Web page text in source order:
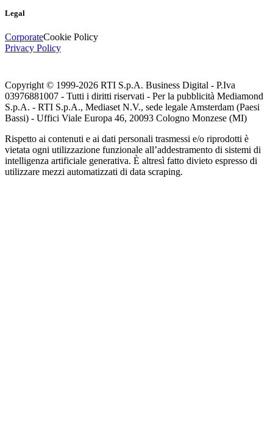
Legal
CorporateCookie Policy
Privacy Policy
Copyright © 1999-2026 RTI S.p.A. Business Digital - P.Iva
03976881007 - Tutti i diritti riservati - Per la pubblicità Mediamond
S.p.A. - RTI S.p.A., Mediaset N.V., sede legale Amsterdam (Paesi
Bassi) - Uffici Viale Europa 46, 20093 Cologno Monzese (MI)
Rispetto ai contenuti e ai dati personali trasmessi e/o riprodotti è
vietata ogni utilizzazione funzionale all’addestramento di sistemi di
intelligenza artificiale generativa. È altresì fatto divieto espresso di
utilizzare mezzi automatizzati di data scraping.